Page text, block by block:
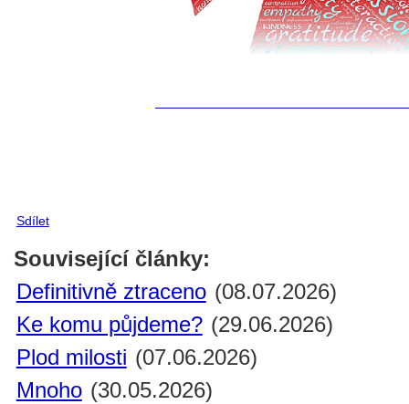
Sdílet
Související články:
Definitivně ztraceno (08.07.2026)
Ke komu půjdeme? (29.06.2026)
Plod milosti (07.06.2026)
Mnoho (30.05.2026)